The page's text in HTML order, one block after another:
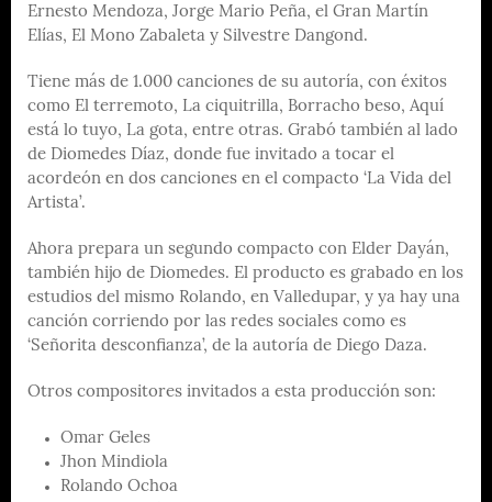
Ernesto Mendoza, Jorge Mario Peña, el Gran Martín
Elías, El Mono Zabaleta y Silvestre Dangond.
Tiene más de 1.000 canciones de su autoría, con éxitos
como El terremoto, La ciquitrilla, Borracho beso, Aquí
está lo tuyo, La gota, entre otras. Grabó también al lado
de Diomedes Díaz, donde fue invitado a tocar el
acordeón en dos canciones en el compacto ‘La Vida del
Artista’.
Ahora prepara un segundo compacto con Elder Dayán,
también hijo de Diomedes. El producto es grabado en los
estudios del mismo Rolando, en Valledupar, y ya hay una
canción corriendo por las redes sociales como es
‘Señorita desconfianza’, de la autoría de Diego Daza.
Otros compositores invitados a esta producción son:
Omar Geles
Jhon Mindiola
Rolando Ochoa